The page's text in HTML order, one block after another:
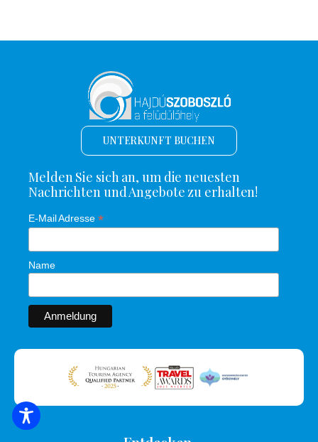
UNTERKUNFT BUCHEN
Melden Sie sich an, um die neuesten
Nachrichten und Angebote zu erhalten!
E-Mail Adresse *
Name